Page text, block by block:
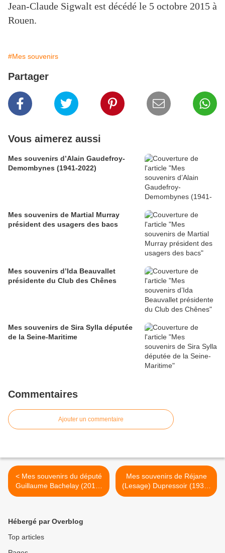
Jean-Claude Sigwalt est décédé le 5 octobre 2015 à
Rouen.
#Mes souvenirs
Partager
Vous aimerez aussi
Mes souvenirs d’Alain Gaudefroy-
Demombynes (1941-2022)
Mes souvenirs de Martial Murray
président des usagers des bacs
Mes souvenirs d’Ida Beauvallet
présidente du Club des Chênes
Mes souvenirs de Sira Sylla députée
de la Seine-Maritime
Commentaires
Ajouter un commentaire
< Mes souvenirs du député
Guillaume Bachelay (2012-
2017)
Mes souvenirs de Réjane
(Lesage) Dupressoir (1935-
2020) >
Hébergé par Overblog
Top articles